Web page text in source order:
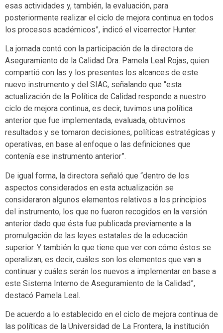
esas actividades y, también, la evaluación, para
posteriormente realizar el ciclo de mejora continua en todos
los procesos académicos”, indicó el vicerrector Hunter.
La jornada contó con la participación de la directora de
Aseguramiento de la Calidad Dra. Pamela Leal Rojas, quien
compartió con las y los presentes los alcances de este
nuevo instrumento y del SIAC, señalando que “esta
actualización de la Política de Calidad responde a nuestro
ciclo de mejora continua, es decir, tuvimos una política
anterior que fue implementada, evaluada, obtuvimos
resultados y se tomaron decisiones, políticas estratégicas y
operativas, en base al enfoque o las definiciones que
contenía ese instrumento anterior”.
De igual forma, la directora señaló que “dentro de los
aspectos considerados en esta actualización se
consideraron algunos elementos relativos a los principios
del instrumento, los que no fueron recogidos en la versión
anterior dado que ésta fue publicada previamente a la
promulgación de las leyes estatales de la educación
superior. Y también lo que tiene que ver con cómo éstos se
operalizan, es decir, cuáles son los elementos que van a
continuar y cuáles serán los nuevos a implementar en base a
este Sistema Interno de Aseguramiento de la Calidad”,
destacó Pamela Leal.
De acuerdo a lo establecido en el ciclo de mejora continua de
las políticas de la Universidad de La Frontera, la institución